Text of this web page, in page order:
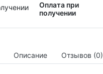
Оплата при
получении
Описание Отзывов (0)